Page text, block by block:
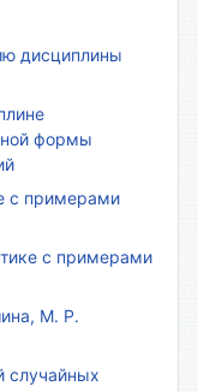
дисциплины
формы
с примерами
с примерами
М. Р.
случайных